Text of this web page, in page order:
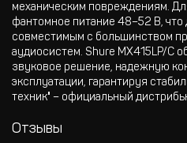
механическим повреждениям.
фантомное питание 48–52 В, что
совместимым с большинством
аудиосистем. Shure MX415LP/C
звуковое решение, надежную
эксплуатации, гарантируя
техник" – официальный
Отзывы